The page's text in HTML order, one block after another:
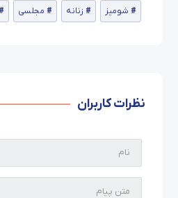
شومیز زنانه مجلسی
نظرات کاربران